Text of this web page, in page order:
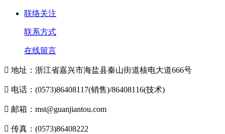
联络关注
联系方式
在线留言
 地址：浙江省嘉兴市海盐县秦山街道核电大道666号
 电话：(0573)86408117(销售)/86408116(技术)
 邮箱：mst@guanjiantou.com
 传真：(0573)86408222